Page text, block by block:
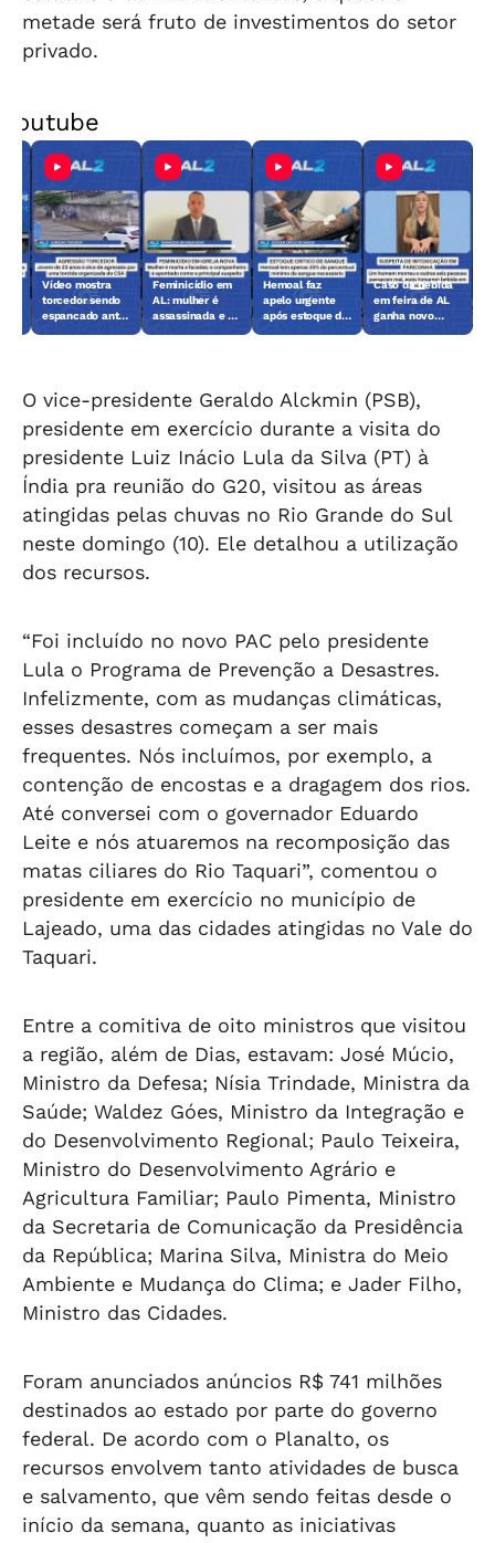
metade será fruto de investimentos do setor
privado.
Vídeo mostra
torcedor sendo
espancado antes
Feminicídio em
AL: mulher é
assassinada e ex
Hemoal faz
apelo urgente
após estoque de
Caso da bebida
em feira de AL
ganha novo
O vice-presidente Geraldo Alckmin (PSB),
presidente em exercício durante a visita do
presidente Luiz Inácio Lula da Silva (PT) à
Índia pra reunião do G20, visitou as áreas
atingidas pelas chuvas no Rio Grande do Sul
neste domingo (10). Ele detalhou a utilização
dos recursos.
“Foi incluído no novo PAC pelo presidente
Lula o Programa de Prevenção a Desastres.
Infelizmente, com as mudanças climáticas,
esses desastres começam a ser mais
frequentes. Nós incluímos, por exemplo, a
contenção de encostas e a dragagem dos rios.
Até conversei com o governador Eduardo
Leite e nós atuaremos na recomposição das
matas ciliares do Rio Taquari”, comentou o
presidente em exercício no município de
Lajeado, uma das cidades atingidas no Vale do
Taquari.
Entre a comitiva de oito ministros que visitou
a região, além de Dias, estavam: José Múcio,
Ministro da Defesa; Nísia Trindade, Ministra da
Saúde; Waldez Góes, Ministro da Integração e
do Desenvolvimento Regional; Paulo Teixeira,
Ministro do Desenvolvimento Agrário e
Agricultura Familiar; Paulo Pimenta, Ministro
da Secretaria de Comunicação da Presidência
da República; Marina Silva, Ministra do Meio
Ambiente e Mudança do Clima; e Jader Filho,
Ministro das Cidades.
Foram anunciados anúncios R$ 741 milhões
destinados ao estado por parte do governo
federal. De acordo com o Planalto, os
recursos envolvem tanto atividades de busca
e salvamento, que vêm sendo feitas desde o
início da semana, quanto as iniciativas